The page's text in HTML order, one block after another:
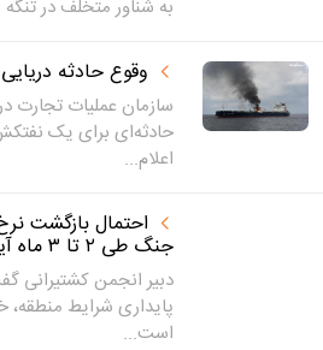
به شناور متخلف در
وقوع حادثه
سازمان عملیات تجارت
حادثه‌ای برای یک
اعلام...
احتمال بازگشت
جنگ طی ۲ تا ۳ ماه آینده
دبیر انجمن کشتیرانی
پایداری شرایط منطقه،
است...